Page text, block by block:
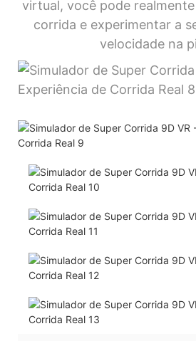
virtual, você pode
corrida e experimentar a
velocidade na